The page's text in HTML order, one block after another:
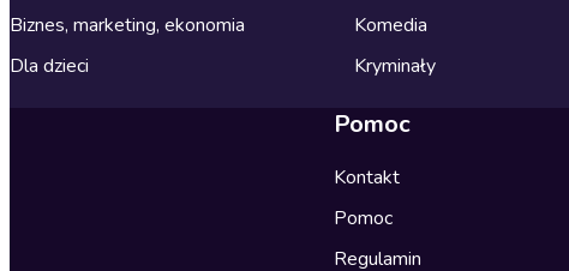
Biznes, marketing, ekonomia
Dla dzieci
Komedia
Kryminały
Pomoc
Kontakt
Pomoc
Regulamin